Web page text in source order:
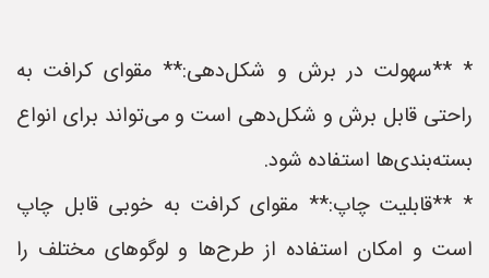
* **سهولت در برش و شکل‌دهی:** مقوای کرافت به
راحتی قابل برش و شکل‌دهی است و می‌تواند برای انواع
بسته‌بندی‌ها استفاده شود.
* **قابلیت چاپ:** مقوای کرافت به خوبی قابل چاپ
است و امکان استفاده از طرح‌ها و لوگوهای مختلف را